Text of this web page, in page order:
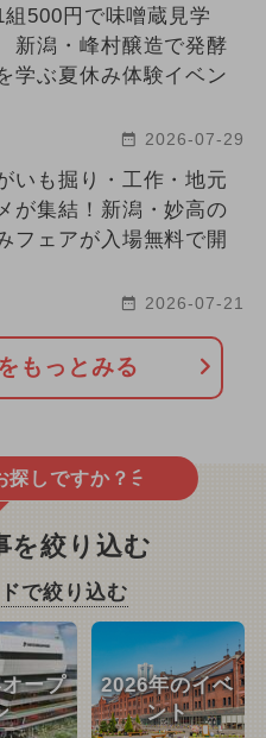
組500円で味噌蔵見学
潟・峰村醸造で発酵
学ぶ夏休み体験イベン
2026-07-29
いも掘り・工作・地元
が集結！新潟・妙高の
フェアが入場無料で開
2026-07-21
もっとみる
探しですか？
を絞り込む
で絞り込む
ープ
2026年のイベ
ント